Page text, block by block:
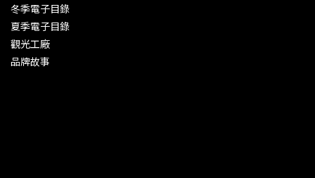
冬季電子目錄
夏季電子目錄
觀光工廠
品牌故事